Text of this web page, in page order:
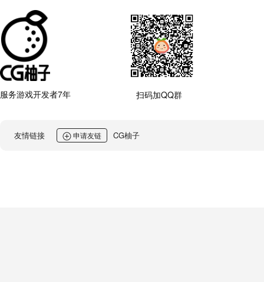
服务游戏开发者7年 扫码加QQ群
友情链接 申请友链 CG柚子